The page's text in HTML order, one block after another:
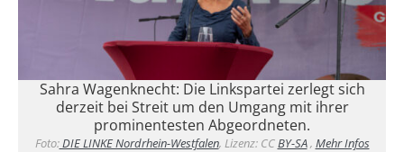
Sahra Wagenknecht: Die Linkspartei zerlegt sich
derzeit bei Streit um den Umgang mit ihrer
prominentesten Abgeordneten.
Foto:DIE LINKE Nordrhein-Westfalen, Lizenz: CCBY-SA, Mehr Infos